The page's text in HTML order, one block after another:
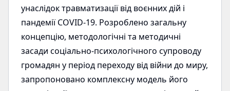
унаслідок травматизації від воєнних дій і
пандемії COVID-19. Розроблено загальну
концепцію, методологічні та методичні
засади соціально-психологічного супроводу
громадян у період переходу від війни до миру,
запропоновано комплексну модель його